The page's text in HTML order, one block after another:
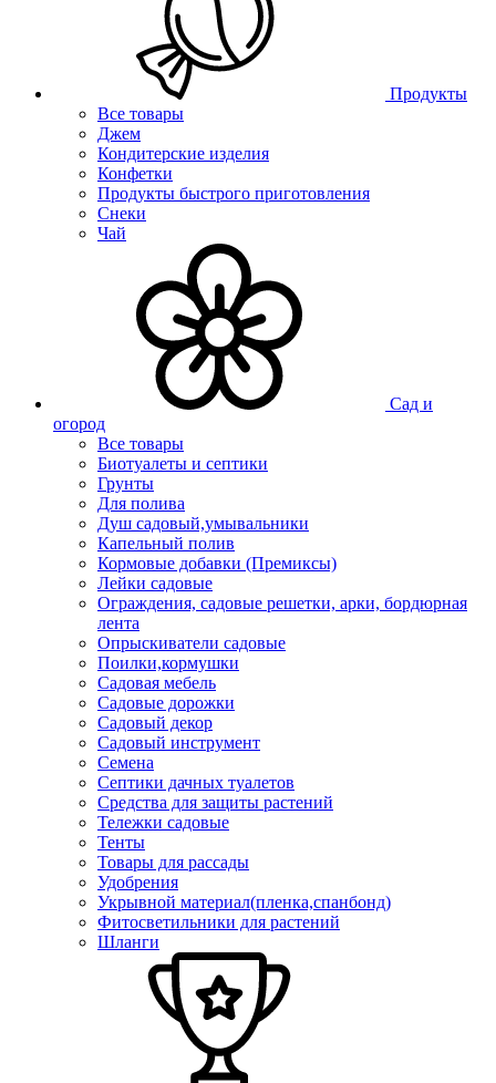
Продукты
Все товары
Джем
Кондитерские изделия
Конфетки
Продукты быстрого приготовления
Снеки
Чай
Сад и
огород
Все товары
Биотуалеты и септики
Грунты
Для полива
Душ садовый,умывальники
Капельный полив
Кормовые добавки (Премиксы)
Лейки садовые
Ограждения, садовые решетки, арки, бордюрная
лента
Опрыскиватели садовые
Поилки,кормушки
Садовая мебель
Садовые дорожки
Садовый декор
Садовый инструмент
Семена
Септики дачных туалетов
Средства для защиты растений
Тележки садовые
Тенты
Товары для рассады
Удобрения
Укрывной материал(пленка,спанбонд)
Фитосветильники для растений
Шланги